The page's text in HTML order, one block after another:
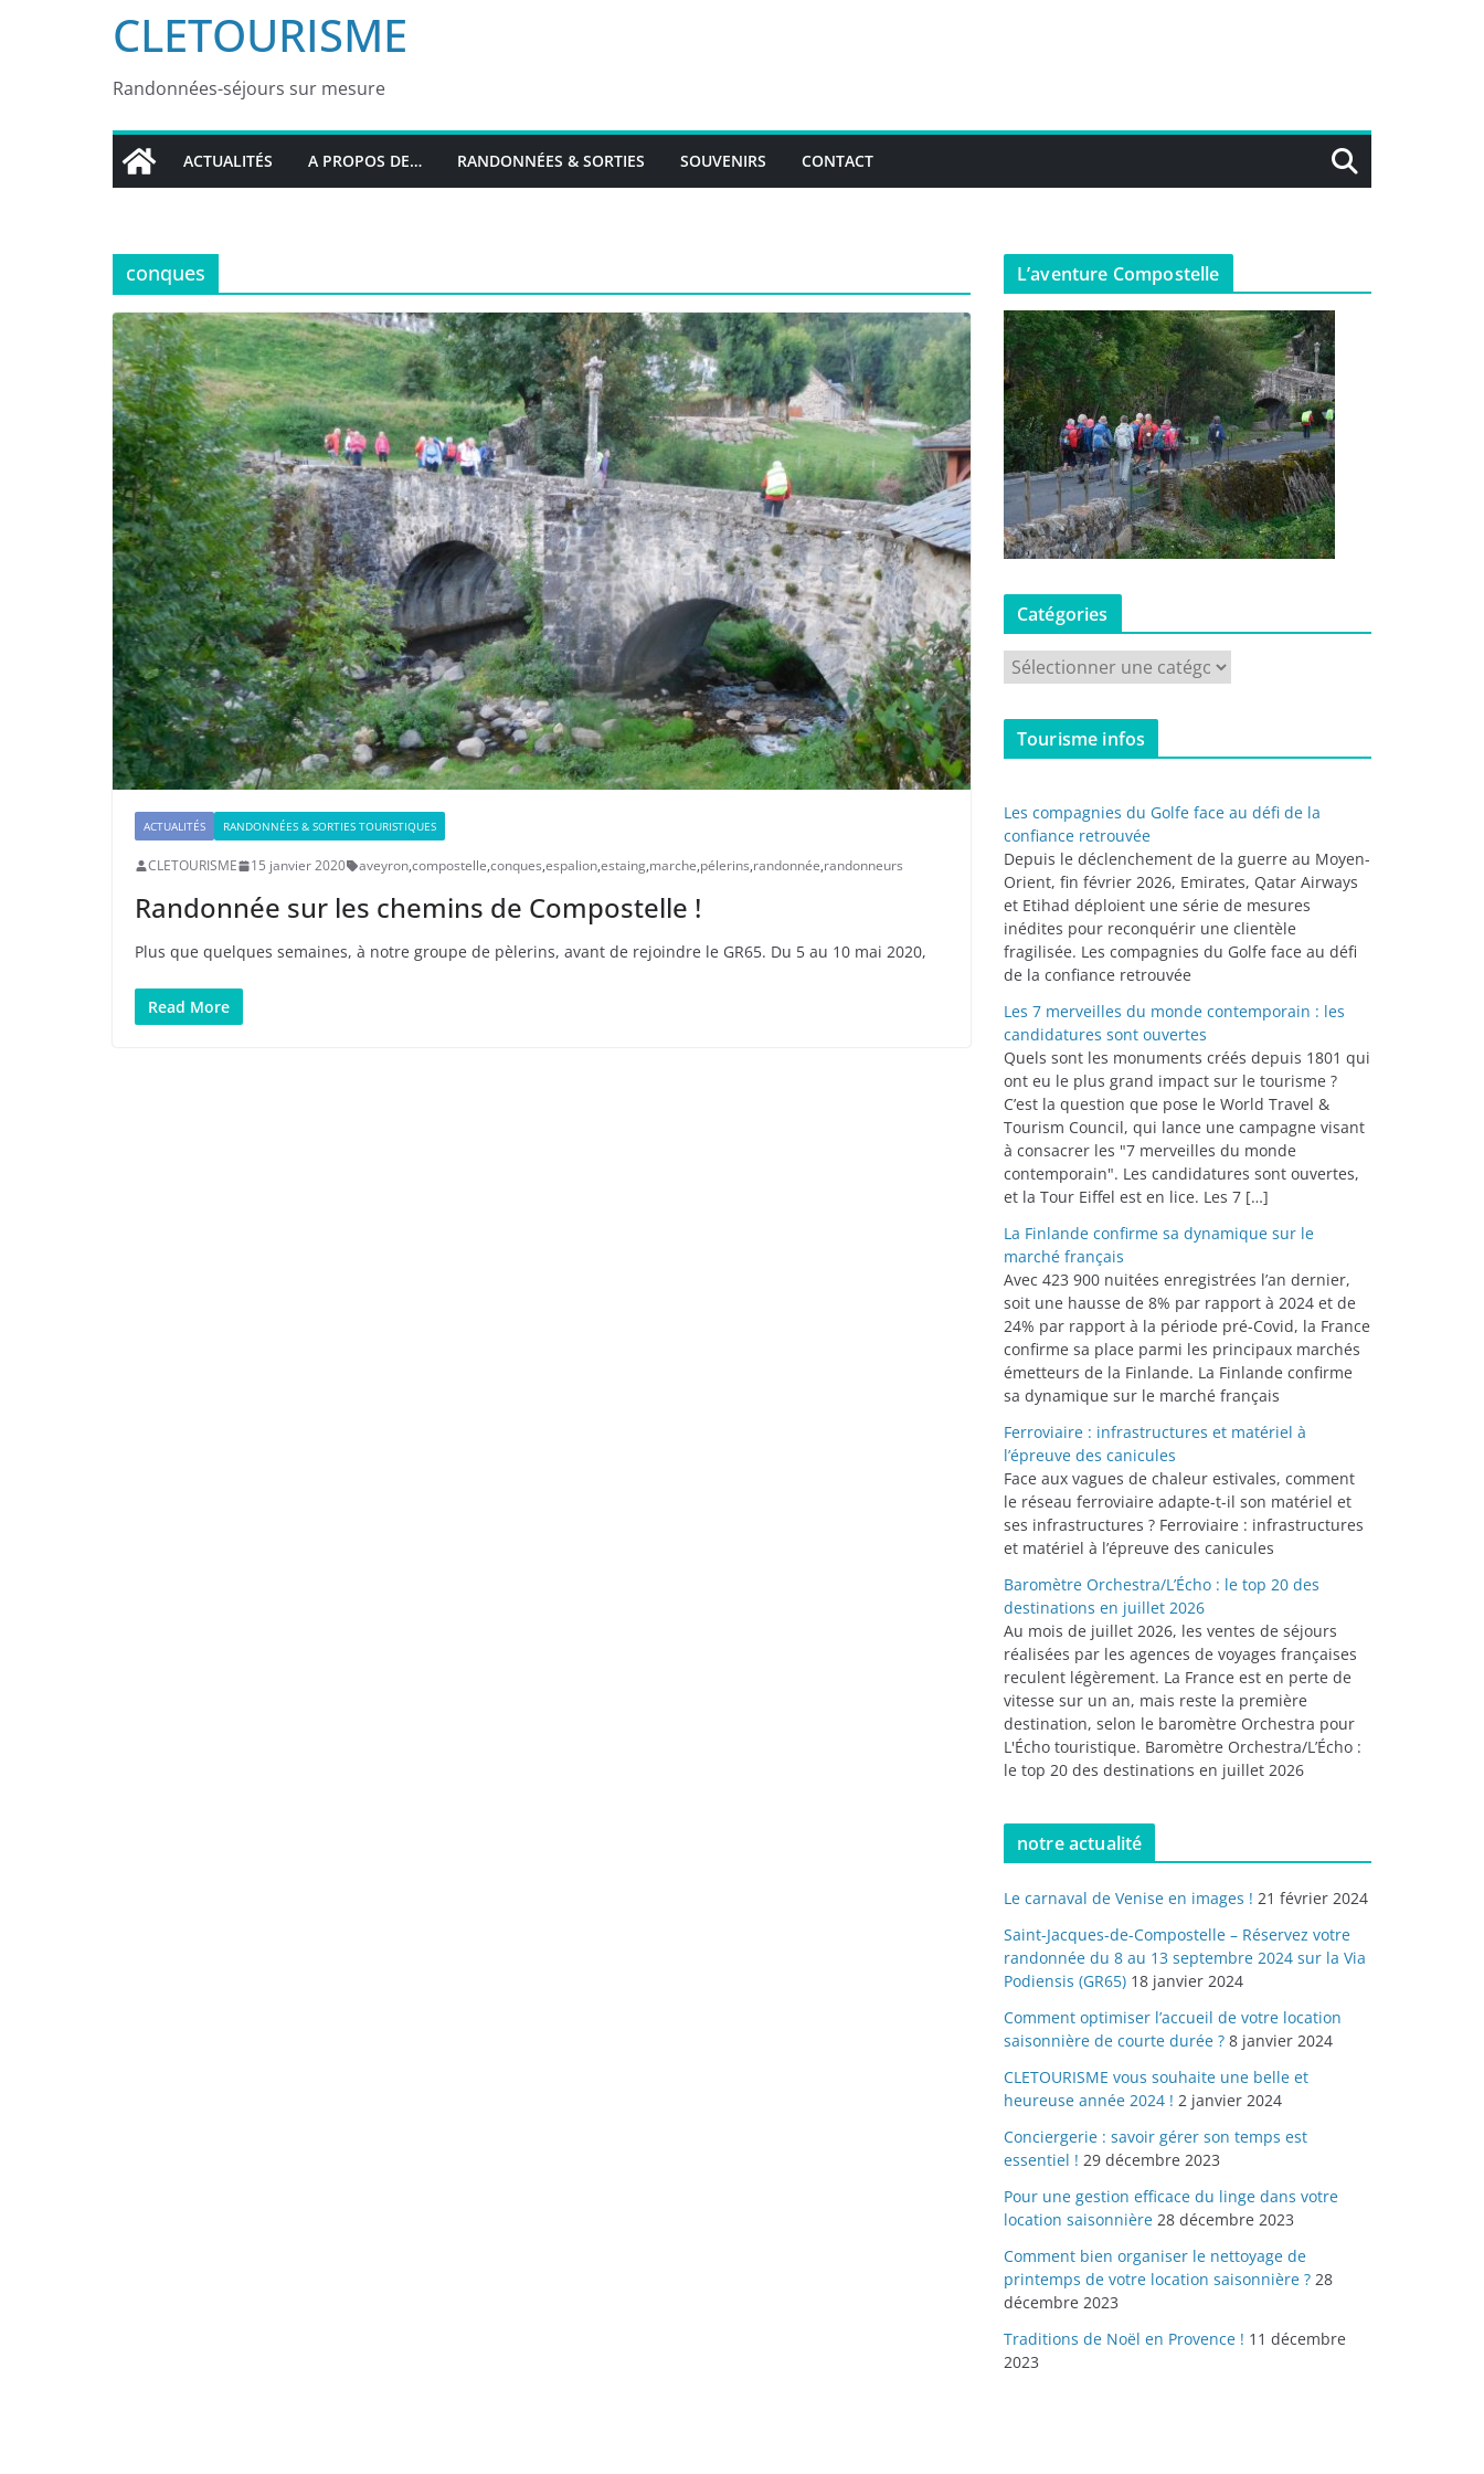
CLETOURISME
Randonnées-séjours sur mesure
ACTUALITÉS A PROPOS DE… RANDONNÉES & SORTIES SOUVENIRS CONTACT
conques
ACTUALITÉS RANDONNÉES & SORTIES TOURISTIQUES
CLETOURISME 15 janvier 2020 aveyron,compostelle,conques,espalion,estaing,marche,pélerins,randonnée,randonneurs
Randonnée sur les chemins de Compostelle !
Plus que quelques semaines, à notre groupe de pèlerins, avant de rejoindre le GR65. Du 5 au 10 mai 2020,
Read More
L’aventure Compostelle
Catégories
a
t
r
i
e
s
Tourisme infos
Les compagnies du Golfe face au défi de la
confiance retrouvée
Depuis le déclenchement de la guerre au Moyen-
Orient, fin février 2026, Emirates, Qatar Airways
et Etihad déploient une série de mesures
inédites pour reconquérir une clientèle
fragilisée. Les compagnies du Golfe face au défi
de la confiance retrouvée
Les 7 merveilles du monde contemporain : les
candidatures sont ouvertes
Quels sont les monuments créés depuis 1801 qui
ont eu le plus grand impact sur le tourisme ?
C’est la question que pose le World Travel &
Tourism Council, qui lance une campagne visant
à consacrer les "7 merveilles du monde
contemporain". Les candidatures sont ouvertes,
et la Tour Eiffel est en lice. Les 7 […]
La Finlande confirme sa dynamique sur le
marché français
Avec 423 900 nuitées enregistrées l’an dernier,
soit une hausse de 8% par rapport à 2024 et de
24% par rapport à la période pré-Covid, la France
confirme sa place parmi les principaux marchés
émetteurs de la Finlande. La Finlande confirme
sa dynamique sur le marché français
Ferroviaire : infrastructures et matériel à
l’épreuve des canicules
Face aux vagues de chaleur estivales, comment
le réseau ferroviaire adapte-t-il son matériel et
ses infrastructures ? Ferroviaire : infrastructures
et matériel à l’épreuve des canicules
Baromètre Orchestra/L’Écho : le top 20 des
destinations en juillet 2026
Au mois de juillet 2026, les ventes de séjours
réalisées par les agences de voyages françaises
reculent légèrement. La France est en perte de
vitesse sur un an, mais reste la première
destination, selon le baromètre Orchestra pour
L'Écho touristique. Baromètre Orchestra/L’Écho :
le top 20 des destinations en juillet 2026
notre actualité
Le carnaval de Venise en images ! 21 février 2024
Saint-Jacques-de-Compostelle – Réservez votre
randonnée du 8 au 13 septembre 2024 sur la Via
Podiensis (GR65) 18 janvier 2024
Comment optimiser l’accueil de votre location
saisonnière de courte durée ? 8 janvier 2024
CLETOURISME vous souhaite une belle et
heureuse année 2024 ! 2 janvier 2024
Conciergerie : savoir gérer son temps est
essentiel ! 29 décembre 2023
Pour une gestion efficace du linge dans votre
location saisonnière 28 décembre 2023
Comment bien organiser le nettoyage de
printemps de votre location saisonnière ? 28
décembre 2023
Traditions de Noël en Provence ! 11 décembre
2023